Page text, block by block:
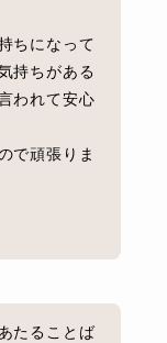
ちになって
持ちがある
われて安心
で頑張りま
たることば